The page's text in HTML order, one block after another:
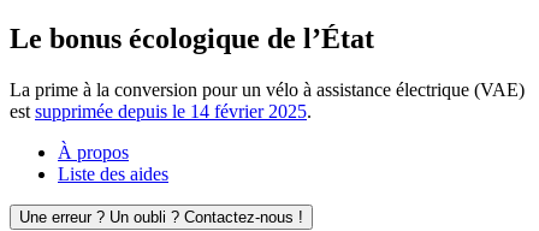
Le bonus écologique de l’État
La prime à la conversion pour un vélo à assistance électrique (VAE)
est supprimée depuis le 14 février 2025.
À propos
Liste des aides
Une erreur ? Un oubli ? Contactez-nous !